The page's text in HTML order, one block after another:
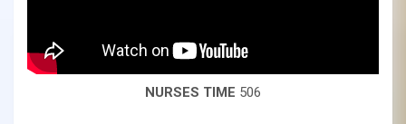
NURSES TIME 506